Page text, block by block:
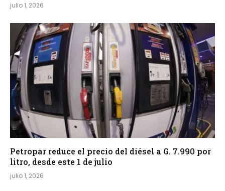
julio 1, 2026
Petropar reduce el precio del diésel a G. 7.990 por
litro, desde este 1 de julio
julio 1, 2026